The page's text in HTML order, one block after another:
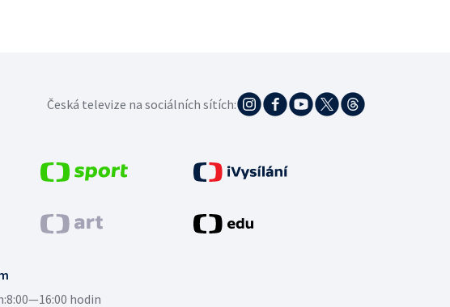
8:00—16:00 hodin
Česká televize na sociálních sítích: